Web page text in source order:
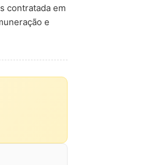
contratada em
e